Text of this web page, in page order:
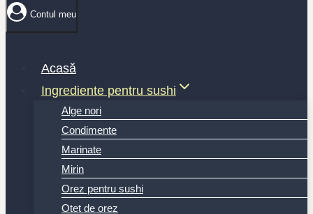
Contul meu
Acasă
Ingrediente pentru sushi
Alge nori
Condimente
Marinate
Mirin
Orez pentru sushi
Otet de orez